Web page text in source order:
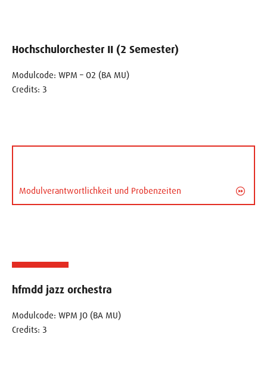
Hochschulorchester II (2 Semester)
Modulcode: WPM – O2 (BA MU)
Credits: 3
Modulverantwortlichkeit und Probenzeiten
hfmdd jazz orchestra
Modulcode: WPM JO (BA MU)
Credits: 3